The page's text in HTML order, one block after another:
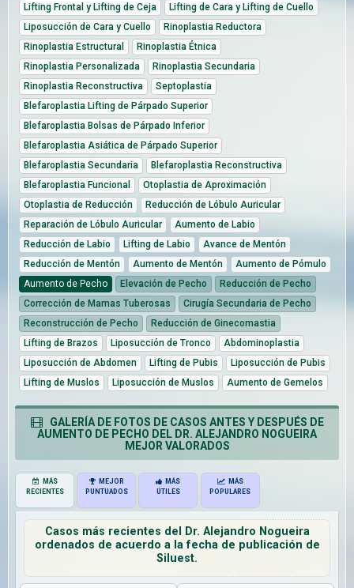
Lifting Frontal y Lifting de Ceja
Lifting de Cara y Lifting de Cuello
Liposucción de Cara y Cuello
Rinoplastia Reductora
Rinoplastia Estructural
Rinoplastia Étnica
Rinoplastia Personalizada
Rinoplastia Secundaria
Rinoplastia Reconstructiva
Septoplastia
Blefaroplastia Lifting de Párpado Superior
Blefaroplastia Bolsas de Párpado Inferior
Blefaroplastia Asiática de Párpado Superior
Blefaroplastia Secundaria
Blefaroplastia Reconstructiva
Blefaroplastia Funcional
Otoplastia de Aproximación
Otoplastia de Reducción
Reducción de Lóbulo Auricular
Reparación de Lóbulo Auricular
Aumento de Labio
Reducción de Labio
Lifting de Labio
Avance de Mentón
Reducción de Mentón
Aumento de Mentón
Aumento de Pómulo
Aumento de Pecho
Elevación de Pecho
Reducción de Pecho
Corrección de Mamas Tuberosas
Cirugía Secundaria de Pecho
Reconstrucción de Pecho
Reducción de Ginecomastia
Lifting de Brazos
Liposucción de Tronco
Abdominoplastia
Liposucción de Abdomen
Lifting de Pubis
Liposucción de Pubis
Lifting de Muslos
Liposucción de Muslos Aumento de Gemelos
GALERÍA DE FOTOS DE CASOS ANTES Y DESPUÉS DE
AUMENTO DE PECHO DEL DR. ALEJANDRO NOGUEIRA
MEJOR VALORADOS
MÁS
RECIENTES
MEJOR
PUNTUADOS
MÁS
ÚTILES
MÁS
POPULARES
Casos más recientes del Dr. Alejandro Nogueira
ordenados de acuerdo a la fecha de publicación de
Siluest.